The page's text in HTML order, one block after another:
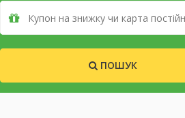
ПОШУК